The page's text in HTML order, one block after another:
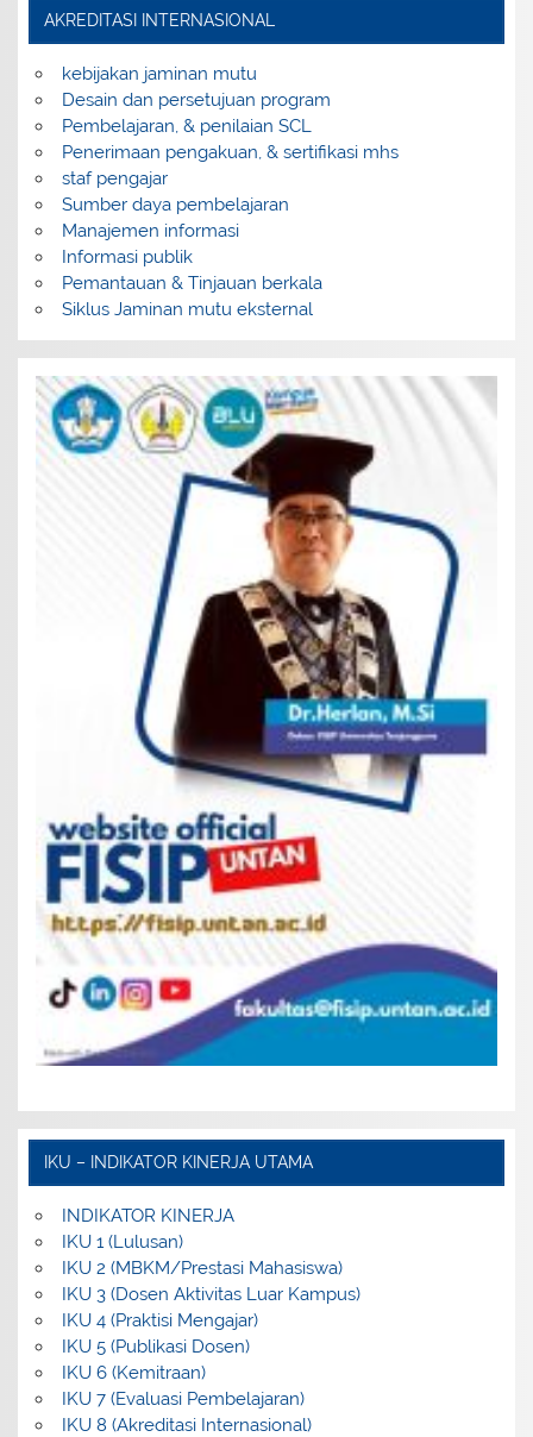
AKREDITASI INTERNASIONAL
kebijakan jaminan mutu
Desain dan persetujuan program
Pembelajaran, & penilaian SCL
Penerimaan pengakuan, & sertifikasi mhs
staf pengajar
Sumber daya pembelajaran
Manajemen informasi
Informasi publik
Pemantauan & Tinjauan berkala
Siklus Jaminan mutu eksternal
IKU – INDIKATOR KINERJA UTAMA
INDIKATOR KINERJA
IKU 1 (Lulusan)
IKU 2 (MBKM/Prestasi Mahasiswa)
IKU 3 (Dosen Aktivitas Luar Kampus)
IKU 4 (Praktisi Mengajar)
IKU 5 (Publikasi Dosen)
IKU 6 (Kemitraan)
IKU 7 (Evaluasi Pembelajaran)
IKU 8 (Akreditasi Internasional)